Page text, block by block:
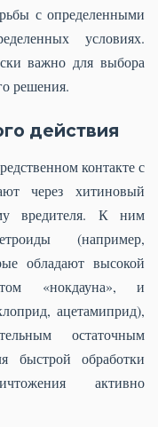
с определенными
условиях.
важно для выбора
решения.
действия
контакте с
через хитиновый
вредителя. К ним
(например,
обладают высокой
«нокдауна», и
ацетамиприд),
остаточным
быстрой обработки
активно